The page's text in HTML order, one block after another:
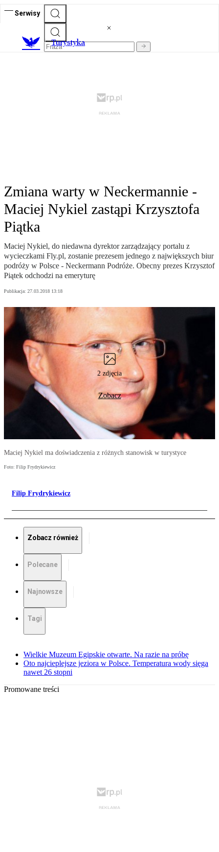
Serwisy
Turystyka
Zmiana warty w Neckermannie -
Maciej Nykiel zastąpi Krzysztofa
Piątka
Maciej Nykiel, do niedawna dyrektor zarządzający portalu z
wycieczkami Fly.pl, zostanie prezesem jednego z największych biur
podróży w Polsce - Neckermann Podróże. Obecny prezes Krzysztof
Piątek odchodzi na emeryturę
Publikacja: 27.03.2018 13:18
2 zdjęcia
Zobacz
Maciej Nykiel ma doświadczenia z różnych stanowisk w turystyce
Foto: Filip Frydrykiewicz
Filip Frydrykiewicz
Zobacz również
Polecane
Najnowsze
Tagi
Wielkie Muzeum Egipskie otwarte. Na razie na próbę
Oto najcieplejsze jeziora w Polsce. Temperatura wody sięga
nawet 26 stopni
Promowane treści